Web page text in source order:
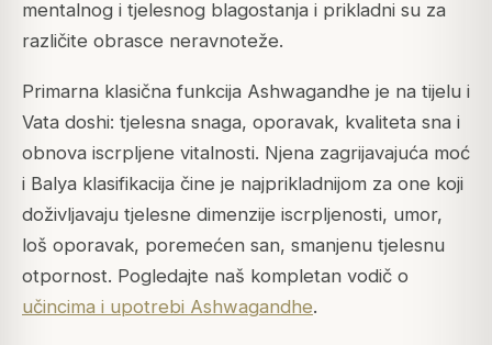
mentalnog i tjelesnog blagostanja i prikladni su za
različite obrasce neravnoteže.
Primarna klasična funkcija Ashwagandhe je na tijelu i
Vata doshi: tjelesna snaga, oporavak, kvaliteta sna i
obnova iscrpljene vitalnosti. Njena zagrijavajuća moć
i Balya klasifikacija čine je najprikladnijom za one koji
doživljavaju tjelesne dimenzije iscrpljenosti, umor,
loš oporavak, poremećen san, smanjenu tjelesnu
otpornost. Pogledajte naš kompletan vodič o
učincima i upotrebi Ashwagandhe.